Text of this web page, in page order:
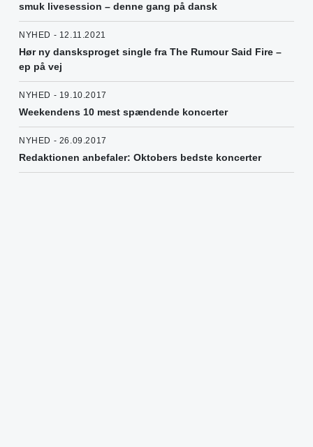
smuk livesession – denne gang på dansk
NYHED - 12.11.2021
Hør ny dansksproget single fra The Rumour Said Fire –
ep på vej
NYHED - 19.10.2017
Weekendens 10 mest spændende koncerter
NYHED - 26.09.2017
Redaktionen anbefaler: Oktobers bedste koncerter